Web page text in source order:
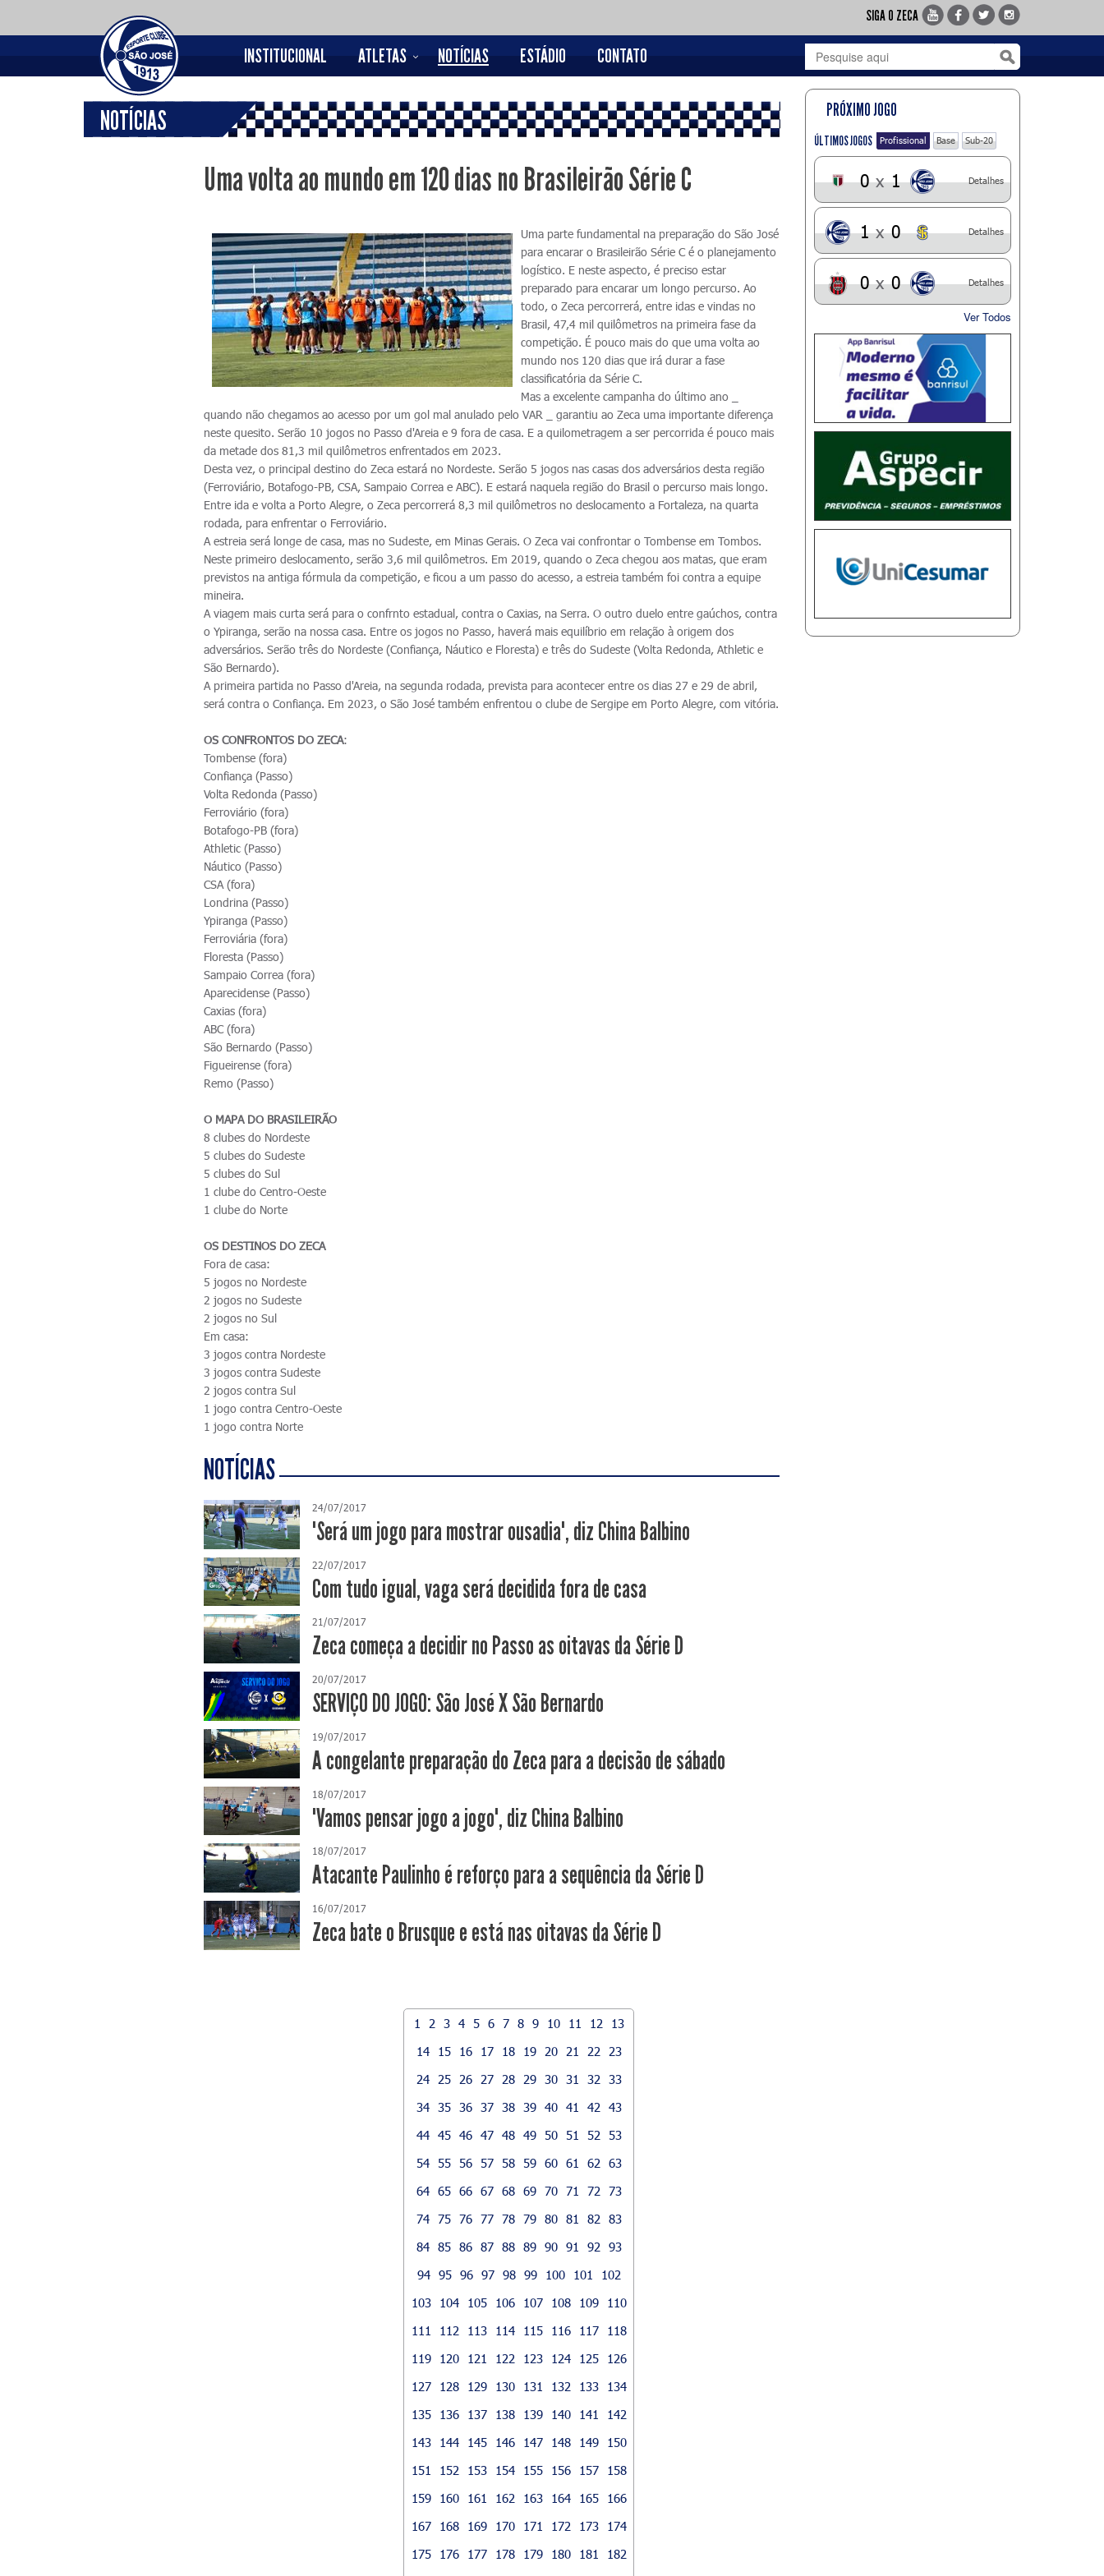
SIGA O ZECA
INSTITUCIONAL ATLETAS NOTÍCIAS ESTÁDIO CONTATO
NOTÍCIAS
Uma volta ao mundo em 120 dias no Brasileirão Série C
Uma parte fundamental na preparação do São José
para encarar o Brasileirão Série C é o planejamento
logístico. E neste aspecto, é preciso estar
preparado para encarar um longo percurso. Ao
todo, o Zeca percorrerá, entre idas e vindas no
Brasil, 47,4 mil quilômetros na primeira fase da
competição. É pouco mais do que uma volta ao
mundo nos 120 dias que irá durar a fase
classificatória da Série C.
Mas a excelente campanha do último ano _
quando não chegamos ao acesso por um gol mal anulado pelo VAR _ garantiu ao Zeca uma importante diferença
neste quesito. Serão 10 jogos no Passo d'Areia e 9 fora de casa. E a quilometragem a ser percorrida é pouco mais
da metade dos 81,3 mil quilômetros enfrentados em 2023.
Desta vez, o principal destino do Zeca estará no Nordeste. Serão 5 jogos nas casas dos adversários desta região
(Ferroviário, Botafogo-PB, CSA, Sampaio Correa e ABC). E estará naquela região do Brasil o percurso mais longo.
Entre ida e volta a Porto Alegre, o Zeca percorrerá 8,3 mil quilômetros no deslocamento a Fortaleza, na quarta
rodada, para enfrentar o Ferroviário.
A estreia será longe de casa, mas no Sudeste, em Minas Gerais. O Zeca vai confrontar o Tombense em Tombos.
Neste primeiro deslocamento, serão 3,6 mil quilômetros. Em 2019, quando o Zeca chegou aos matas, que eram
previstos na antiga fórmula da competição, e ficou a um passo do acesso, a estreia também foi contra a equipe
mineira.
A viagem mais curta será para o confrnto estadual, contra o Caxias, na Serra. O outro duelo entre gaúchos, contra
o Ypiranga, serão na nossa casa. Entre os jogos no Passo, haverá mais equilíbrio em relação à origem dos
adversários. Serão três do Nordeste (Confiança, Náutico e Floresta) e três do Sudeste (Volta Redonda, Athletic e
São Bernardo).
A primeira partida no Passo d'Areia, na segunda rodada, prevista para acontecer entre os dias 27 e 29 de abril,
será contra o Confiança. Em 2023, o São José também enfrentou o clube de Sergipe em Porto Alegre, com vitória.
OS CONFRONTOS DO ZECA:
Tombense (fora)
Confiança (Passo)
Volta Redonda (Passo)
Ferroviário (fora)
Botafogo-PB (fora)
Athletic (Passo)
Náutico (Passo)
CSA (fora)
Londrina (Passo)
Ypiranga (Passo)
Ferroviária (fora)
Floresta (Passo)
Sampaio Correa (fora)
Aparecidense (Passo)
Caxias (fora)
ABC (fora)
São Bernardo (Passo)
Figueirense (fora)
Remo (Passo)
O MAPA DO BRASILEIRÃO
8 clubes do Nordeste
5 clubes do Sudeste
5 clubes do Sul
1 clube do Centro-Oeste
1 clube do Norte
OS DESTINOS DO ZECA
Fora de casa:
5 jogos no Nordeste
2 jogos no Sudeste
2 jogos no Sul
Em casa:
3 jogos contra Nordeste
3 jogos contra Sudeste
2 jogos contra Sul
1 jogo contra Centro-Oeste
1 jogo contra Norte
NOTÍCIAS
24/07/2017
"Será um jogo para mostrar ousadia", diz China Balbino
22/07/2017
Com tudo igual, vaga será decidida fora de casa
21/07/2017
Zeca começa a decidir no Passo as oitavas da Série D
20/07/2017
SERVIÇO DO JOGO: São José X São Bernardo
19/07/2017
A congelante preparação do Zeca para a decisão de sábado
18/07/2017
"Vamos pensar jogo a jogo", diz China Balbino
18/07/2017
Atacante Paulinho é reforço para a sequência da Série D
16/07/2017
Zeca bate o Brusque e está nas oitavas da Série D
1 2 3 4 5 6 7 8 9 10 11 12
13
14
15 16 17 18 19 20 21 22
23
24
25 26 27 28 29 30 31 32
33
34 35 36 37 38 39 40 41 42
43
44 45 46 47 48 49 50 51 52
53
54 55 56 57 58 59 60 61 62
63
64 65 66 67 68 69 70 71 72
73
74 75 76 77 78 79 80 81 82
83
84 85 86 87 88 89 90 91 92
93
94 95 96 97 98 99 100 101
102
103
104 105 106 107 108 109
110
111
112 113 114 115 116 117
118
119
120 121 122 123 124 125
126
127
128 129 130 131 132 133
134
135
136 137 138 139 140 141
142
143
144 145 146 147 148 149
150
151
152 153 154 155 156 157
158
159
160 161 162 163 164 165
166
167
168 169 170 171 172 173
174
175
176 177 178 179 180 181
182
PRÓXIMO JOGO
ÚLTIMOS JOGOS Profissional Base Sub-20
0 x 1 Detalhes
1 x 0 Detalhes
0 x 0 Detalhes
Ver Todos